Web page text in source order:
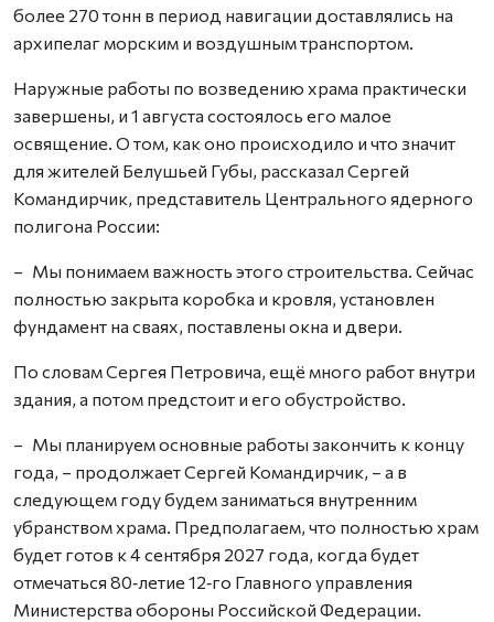
более 270 тонн в период навигации доставлялись на
архипелаг морским и воздушным транспортом.
Наружные работы по возведению храма практически
завершены, и 1 августа состоялось его малое
освящение. О том, как оно происходило и что значит
для жителей Белушьей Губы, рассказал Сергей
Командирчик, представитель Центрального ядерного
полигона России:
– Мы понимаем важность этого строительства. Сейчас
полностью закрыта коробка и кровля, установлен
фундамент на сваях, поставлены окна и двери.
По словам Сергея Петровича, ещё много работ внутри
здания, а потом предстоит и его обустройство.
– Мы планируем основные работы закончить к концу
года, – продолжает Сергей Командирчик, – а в
следующем году будем заниматься внутренним
убранством храма. Предполагаем, что полностью храм
будет готов к 4 сентября 2027 года, когда будет
отмечаться 80‑летие 12‑го Главного управления
Министерства обороны Российской Федерации.